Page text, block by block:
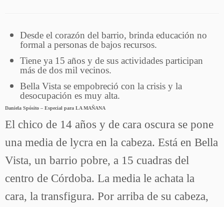
Desde el corazón del barrio, brinda educación no
formal a personas de bajos recursos.
Tiene ya 15 años y de sus actividades participan
más de dos mil vecinos.
Bella Vista se empobreció con la crisis y la
desocupación es muy alta.
Daniela Spósito – Especial para LA MAÑANA
El chico de 14 años y de cara oscura se pone
una media de lycra en la cabeza. Está en Bella
Vista, un barrio pobre, a 15 cuadras del
centro de Córdoba. La media le achata la
cara, la transfigura. Por arriba de su cabeza,